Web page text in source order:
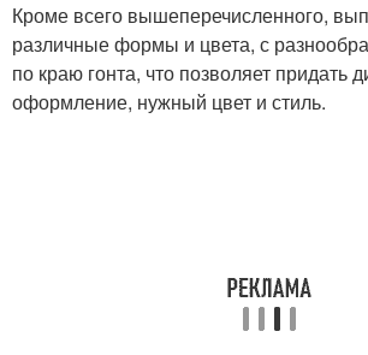
Кроме всего вышеперечисленного,
различные формы и цвета, с
по краю гонта, что позволяет придать
оформление, нужный цвет и стиль.